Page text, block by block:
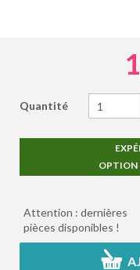
Quantité
OPTION
Attention : dernières
pièces disponibles !